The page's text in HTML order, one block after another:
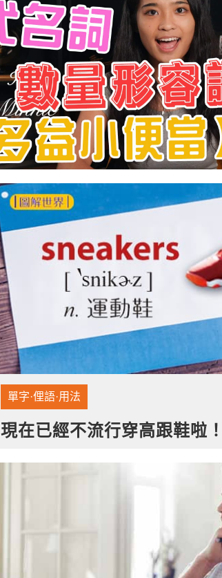
Aptis 普思
軍檢系列
中高級全民英檢
全民英檢實力養成
英語學習法
英語從頭學（英語輕鬆學）系列
發音．聽力．口說．會話
單字．片語．辭典
文法．句型．克漏字
寫作．翻譯．閱讀
商用．新聞英文
多元選修
0～3歲
3～6歲
低年級（7-8歲）
中年級（9-10歲）
高年級以上（11-15歲）
我的訂閱·推播設定
訂閱制更新月誌
訂閱讀者回饋宣言
見證心得·考情分享
單字·俚語·用法
現在已經不流行穿高跟鞋啦！